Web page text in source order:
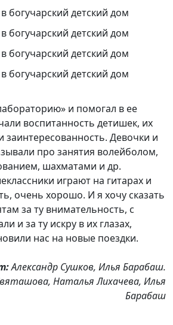
и помогал в ее
воспитанность детишек, их
заинтересованность. Девочки и
про занятия волейболом,
шахматами и др.
играют на гитарах и
очень хорошо. И я хочу сказать
за ту внимательность, с
и за ту искру в их глазах,
нас на новые поездки.
Александр Сушков, Илья Барабаш.
Наталья Лихачева, Илья
Барабаш